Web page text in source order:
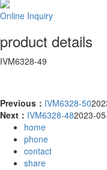
Online Inquiry
product details
IVM6328-49
Previous： IVM6328-50
Next： IVM6328-482023-
home
phone
contact
share